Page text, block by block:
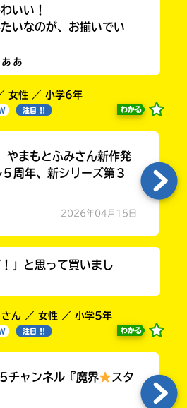
いい！
いなのが、お揃いでい
ぁ
女性 ／ 小学6年
注目 !! わかる
やまもとふみさん新作発
周年、新シリーズ第３
2026年04月15日
」と思って買いまし
さん ／ 女性 ／ 小学5年
注目 !! わかる
ャンネル『魔界
スタ